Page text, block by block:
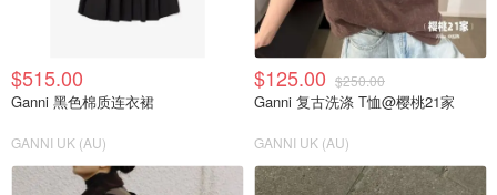
$515.00
Ganni 黑色棉质连衣裙
GANNI UK (AU)
$125.00 $250.00
Ganni 复古洗涤 T恤@樱桃21家
GANNI UK (AU)